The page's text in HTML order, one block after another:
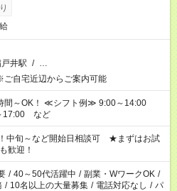
井駅 / …
自宅近辺からご案内可能
例≫ 9:00～14:00
17:00 など
！中旬～など開始日相談可 ★まずはお試
歓迎！
/ 40～50代活躍中 / 副業・WワークOK /
/ 10名以上の大量募集 / 電話対応なし / パ